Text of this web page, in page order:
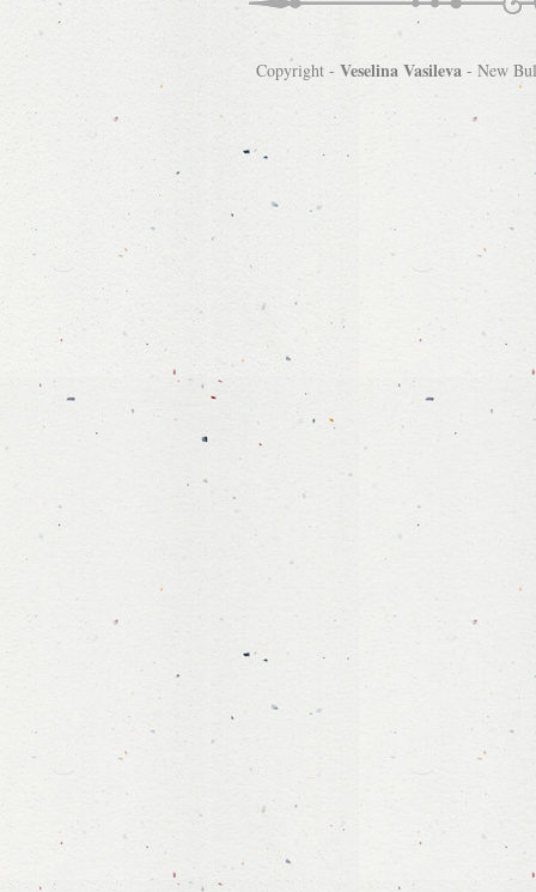
Copyright - Veselina Vasileva- New